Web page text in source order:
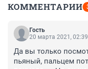
КОММЕНТАРИИ
Гость
20 марта 2021, 02:39
Да вы только
пьяный, пальцем